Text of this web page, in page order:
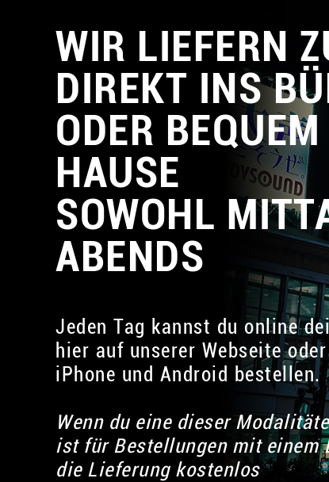
WIR LIEFERN
DIREKT INS
ODER
HAUSE
SOWOHL
ABENDS
Jeden Tag kannst du online
hier auf unserer Webseite
iPhone und Android bestellen.
Wenn du eine dieser
ist für Bestellungen mit einem
die Lieferung kostenlos